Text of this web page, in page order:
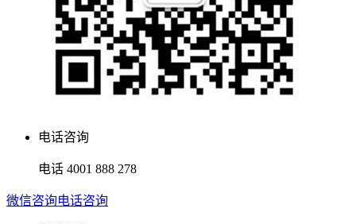
电话咨询
电话 4001 888 278
微信咨询电话咨询